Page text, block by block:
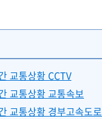
교통상황 CCTV
교통상황 교통속보
교통상황 경부고속도로